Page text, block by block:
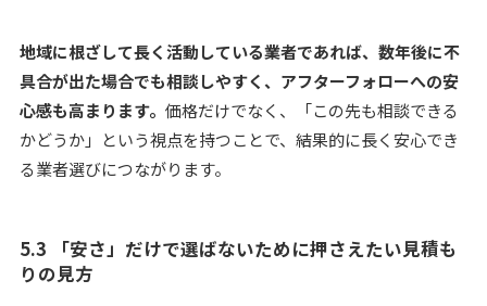
地域に根ざして長く活動している業者であれば、数年後に不
具合が出た場合でも相談しやすく、アフターフォローへの安
心感も高まります。 価格だけでなく、「この先も相談できる
かどうか」という視点を持つことで、結果的に長く安心でき
る業者選びにつながります。
5.3 「安さ」だけで選ばないために押さえたい見積も
りの見方